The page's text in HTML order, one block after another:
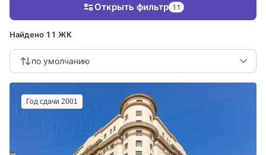
123 клубные дома
Найдено 11 ЖК
по умолчанию
Открыть фильтр 11
Год сдачи 2001